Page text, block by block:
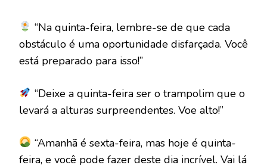
“Na quinta-feira, lembre-se de que cada
obstáculo é uma oportunidade disfarçada. Você
está preparado para isso!”
“Deixe a quinta-feira ser o trampolim que o
levará a alturas surpreendentes. Voe alto!”
“Amanhã é sexta-feira, mas hoje é quinta-
feira, e você pode fazer deste dia incrível. Vai lá